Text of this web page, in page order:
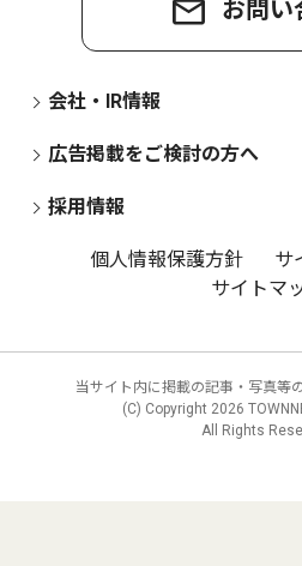
お問い
会社・IR情報
広告掲載をご検討の方へ
採用情報
個人情報保護方針
サ
サイトマ
当サイト内に掲載の記事・写真等
(C) Copyright 2026
All Rights